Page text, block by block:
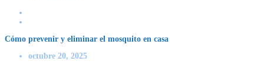
Cómo prevenir y eliminar el mosquito en casa
octubre 20, 2025